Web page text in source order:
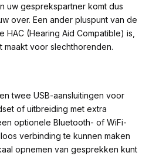
uw gesprekspartner komt dus
over. Een ander pluspunt van de
HAC (Hearing Aid Compatible) is,
voor slechthorenden.
twee USB-aansluitingen voor
of uitbreiding met extra
optionele Bluetooth- of WiFi-
verbinding te kunnen maken
opnemen van gesprekken kunt